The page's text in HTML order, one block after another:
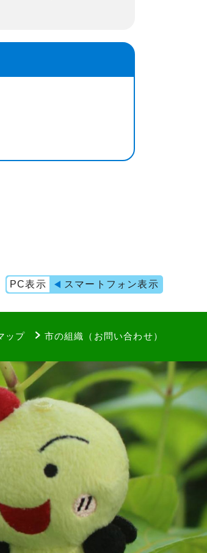
PC表示 スマートフォン表示
ップ 市の組織（お問い合わせ）